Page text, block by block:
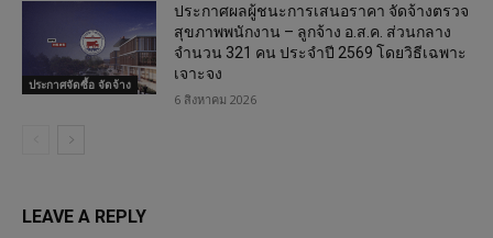
ประกาศจัดซื้อ จัดจ้าง
ประกาศผลผู้ชนะการเสนอราคา จัดจ้างตรวจ
สุขภาพพนักงาน – ลูกจ้าง อ.ส.ค. ส่วนกลาง
จำนวน 321 คน ประจำปี 2569 โดยวิธีเฉพาะ
เจาะจง
6 สิงหาคม 2026
LEAVE A REPLY